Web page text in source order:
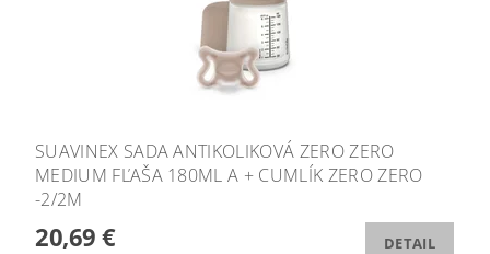
SUAVINEX SADA ANTIKOLIKOVÁ ZERO ZERO
MEDIUM FĽAŠA 180ML A + CUMLÍK ZERO ZERO
-2/2M
20,69 € DETAIL